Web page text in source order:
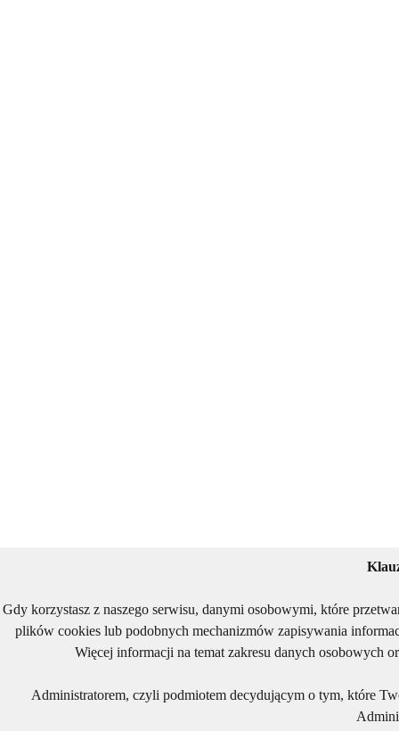
Gdy korzystasz z naszego serwisu, danymi osobowymi, które
plików cookies lub podobnych mechanizmów zapisywania
Więcej informacji na temat zakresu danych osobowych
Administratorem, czyli podmiotem decydującym o tym, które